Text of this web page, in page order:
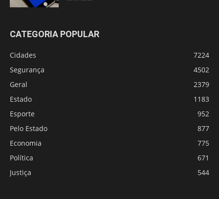
CATEGORIA POPULAR
Cidades
7224
Segurança
4502
Geral
2379
Estado
1183
Esporte
952
Pelo Estado
877
Economia
775
Política
671
Justiça
544